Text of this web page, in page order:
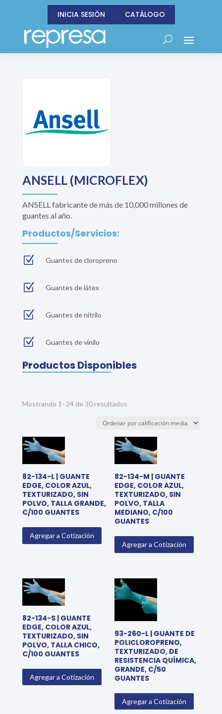
INICIA SESIÓN CATÁLOGO
ANSELL (MICROFLEX)
ANSELL fabricante de más de 10,000 millones de
guantes al año.
Productos/Servicios:
Z Guantes de cloropreno
Z Guantes de látex
Z Guantes de nitrilo
Z Guantes de vinilo
Productos Disponibles
Mostrando 1–24 de 30 resultadosSorted
average
rating
82-134-L | GUANTE
EDGE, COLOR AZUL,
TEXTURIZADO, SIN
POLVO, TALLA GRANDE,
C/100 GUANTES
Agregar a Cotización
82-134-M | GUANTE
EDGE, COLOR AZUL,
TEXTURIZADO, SIN
POLVO, TALLA
MEDIANO, C/100
GUANTES
Agregar a Cotización
82-134-S | GUANTE
EDGE, COLOR AZUL,
TEXTURIZADO, SIN
POLVO, TALLA CHICO,
C/100 GUANTES
Agregar a Cotización
93-260-L | GUANTE DE
POLICLOROPRENO,
TEXTURIZADO, DE
RESISTENCIA QUÍMICA,
GRANDE, C/50
GUANTES
Agregar a Cotización